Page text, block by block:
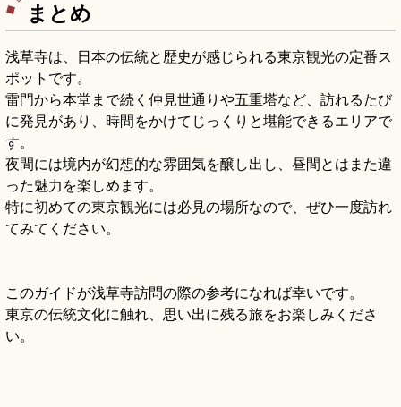
まとめ
浅草寺は、日本の伝統と歴史が感じられる東京観光の定番ス
ポットです。
雷門から本堂まで続く仲見世通りや五重塔など、訪れるたび
に発見があり、時間をかけてじっくりと堪能できるエリアで
す。
夜間には境内が幻想的な雰囲気を醸し出し、昼間とはまた違
った魅力を楽しめます。
特に初めての東京観光には必見の場所なので、ぜひ一度訪れ
てみてください。
このガイドが浅草寺訪問の際の参考になれば幸いです。
東京の伝統文化に触れ、思い出に残る旅をお楽しみくださ
い。